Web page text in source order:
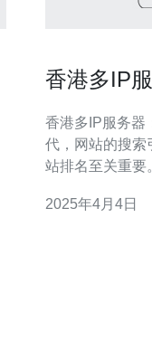
香港多IP
香港多IP服务器：站群
代，网站的搜索
站排名至关重要
器，以及它的优势和应用场
2025年4月4日